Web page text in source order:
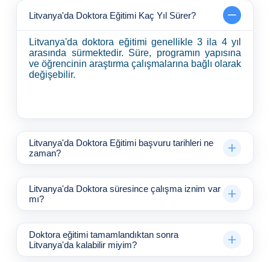
İçindeyiz
uluslararası arenada
sürdürebilmek için
Litvanya güçlü bir
seçenek sunuyor.
Litvanya'da Doktora Eğitimi Kaç Yıl Sürer?
Litvanya'da doktora eğitimi genellikle 3 ila 4 yıl
arasında sürmektedir. Süre, programın yapısına
ve öğrencinin araştırma çalışmalarına bağlı olarak
değişebilir.
Litvanya'da Doktora Eğitimi başvuru tarihleri ne
zaman?
Litvanya'da Doktora süresince çalışma iznim var
mı?
Doktora eğitimi tamamlandıktan sonra
Litvanya'da kalabilir miyim?